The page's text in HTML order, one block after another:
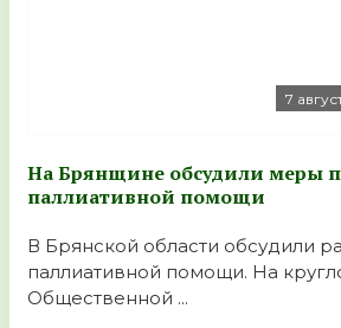
7
На Брянщине обсудили меры
паллиативной помощи
В Брянской области обсудили
паллиативной помощи. На
Общественной ...